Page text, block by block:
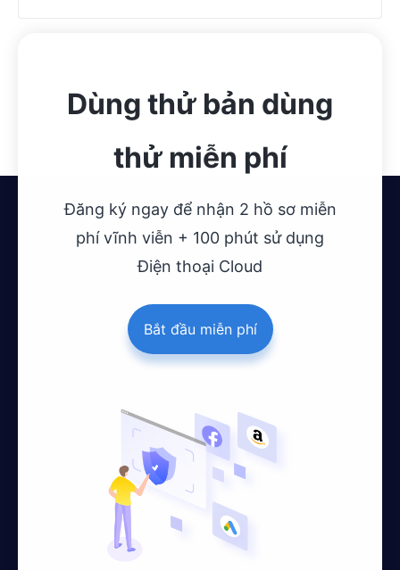
Dùng thử bản dùng
thử miễn phí
Đăng ký ngay để nhận 2 hồ sơ miễn
phí vĩnh viễn + 100 phút sử dụng
Điện thoại Cloud
Bắt đầu miễn phí